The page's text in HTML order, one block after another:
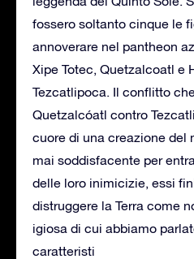
fossero soltanto cinque le
annoverare nel pantheon
Xipe Totec, Quetzalcoatl e
Tezcatlipoca. Il conflitto
Quetzalcóatl contro
cuore di una creazione del
mai soddisfacente per
delle loro inimicizie, essi
distruggere la Terra come
igiosa di cui abbiamo
caratteristi